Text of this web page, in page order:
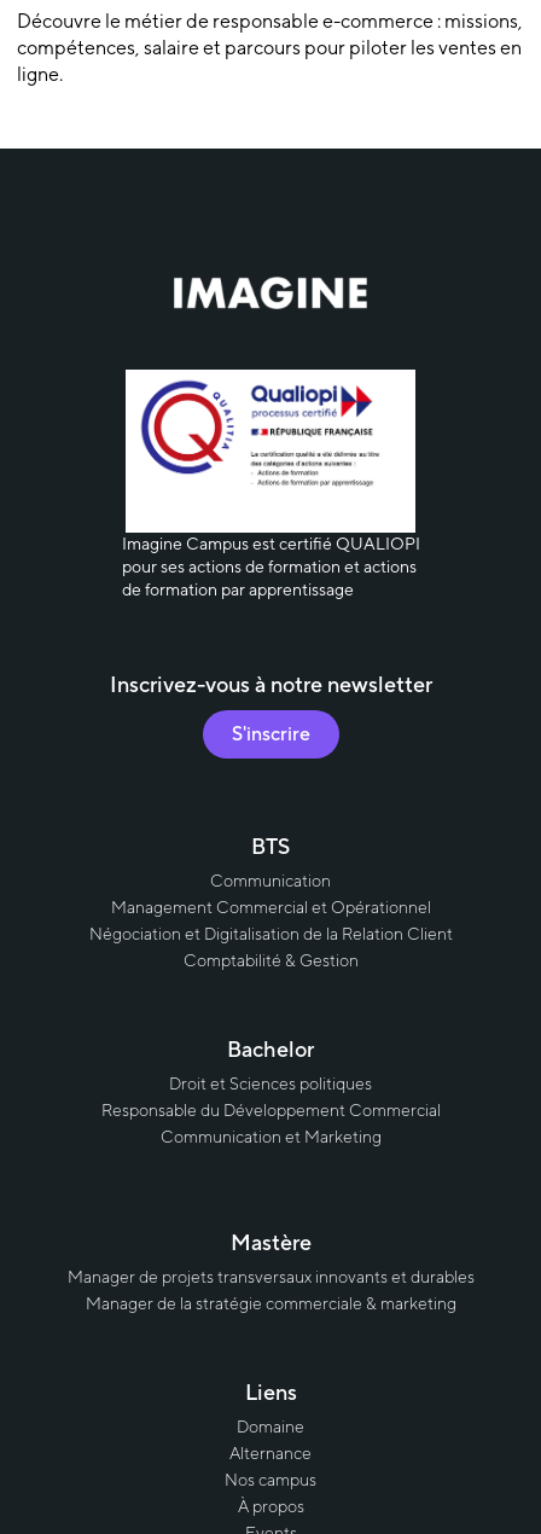
Découvre le métier de responsable e-commerce : missions,
compétences, salaire et parcours pour piloter les ventes en
ligne.
Imagine Campus est certifié QUALIOPI
pour ses actions de formation et actions
de formation par apprentissage
Inscrivez-vous à notre newsletter
S'inscrire
BTS
Communication
Management Commercial et Opérationnel
Négociation et Digitalisation de la Relation Client
Comptabilité & Gestion
Bachelor
Droit et Sciences politiques
Responsable du Développement Commercial
Communication et Marketing
Mastère
Manager de projets transversaux innovants et durables
Manager de la stratégie commerciale & marketing
Liens
Domaine
Alternance
Nos campus
À propos